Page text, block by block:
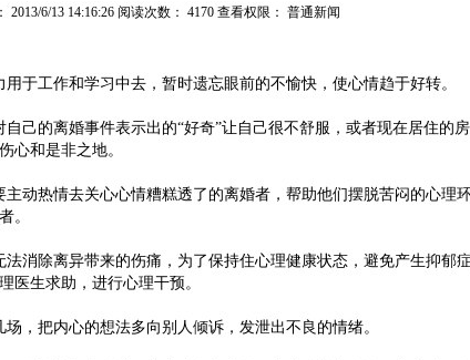
2013/6/13 14:16:26 阅读次数： 4170 查看权限： 普通新闻
于工作和学习中去，暂时遗忘眼前的不愉快，使心情趋于好转。
己的离婚事件表示出的“好奇”让自己很不舒服，或者现在居住的
心和是非之地。
动热情去关心心情糟糕透了的离婚者，帮助他们摆脱苦闷的心理
。
消除离异带来的伤痛，为了保持住心理健康状态，避免产生抑郁
医生求助，进行心理干预。
，把内心的想法多向别人倾诉，发泄出不良的情绪。